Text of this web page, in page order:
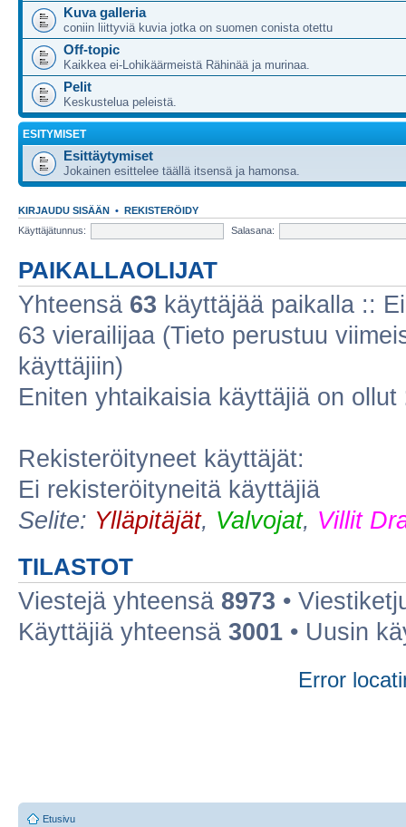
Kuva galleria
coniin liittyviä kuvia jotka on suomen conista otettu
Off-topic
Kaikkea ei-Lohikäärmeistä Rähinää ja murinaa.
Pelit
Keskustelua peleistä.
ESITYMISET
Esittäytymiset
Jokainen esittelee täällä itsensä ja hamonsa.
KIRJAUDU SISÄÄN • REKISTERÖIDY
Käyttäjätunnus:
Salasana:
PAIKALLAOLIJAT
Yhteensä 63 käyttäjää paikalla ::
63 vierailijaa (Tieto perustuu
käyttäjiin)
Eniten yhtaikaisia käyttäjiä on ollut
Rekisteröityneet käyttäjät:
Ei rekisteröityneitä käyttäjiä
Selite: Ylläpitäjät, Valvojat, Villit
TILASTOT
Viestejä yhteensä 8973 •
Käyttäjiä yhteensä 3001 • Uusin
Error
Etusivu